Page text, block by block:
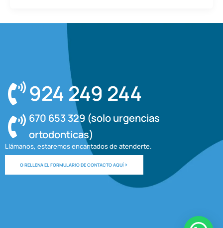
924 249 244
670 653 329 (solo urgencias
ortodonticas)
Llámanos, estaremos encantados de atenderte.
O RELLENA EL FORMULARIO DE CONTACTO AQUÍ